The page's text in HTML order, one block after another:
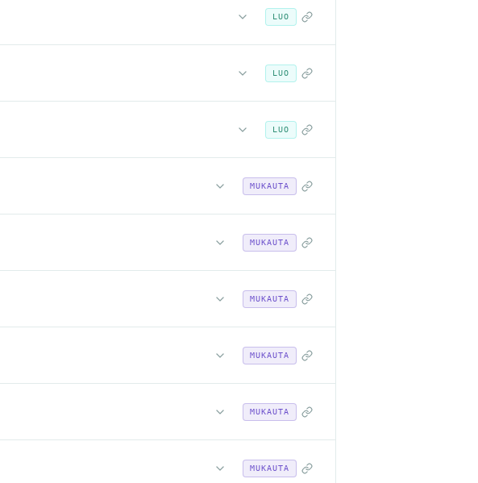
LUO
LUO
LUO
MUKAUTA
MUKAUTA
MUKAUTA
MUKAUTA
MUKAUTA
MUKAUTA